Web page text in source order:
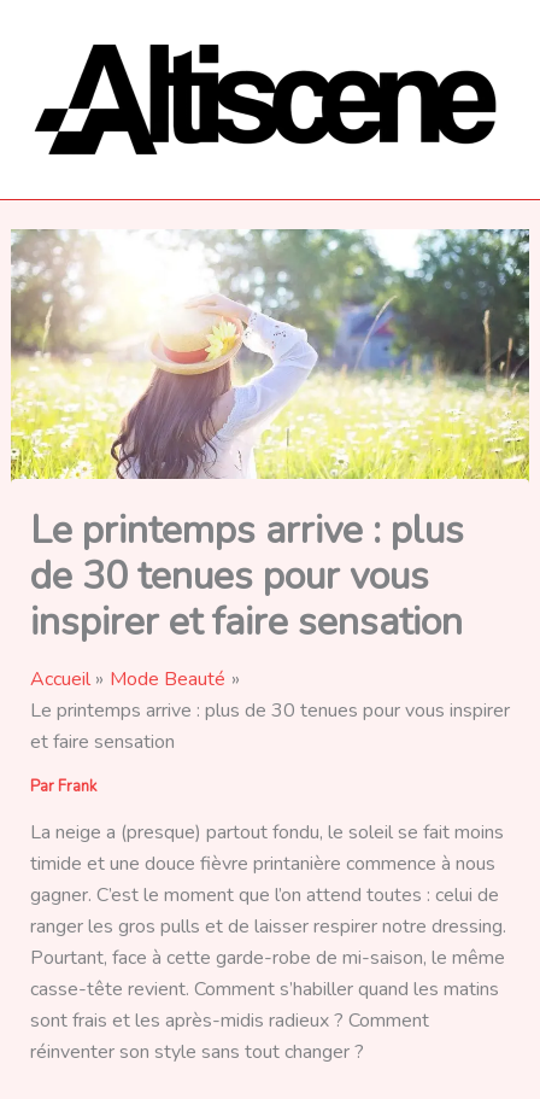
Le printemps arrive : plus
de 30 tenues pour vous
inspirer et faire sensation
Accueil
Mode Beauté
Le printemps arrive : plus de 30 tenues pour vous inspirer
et faire sensation
Par Frank
La neige a (presque) partout fondu, le soleil se fait moins
timide et une douce fièvre printanière commence à nous
gagner. C’est le moment que l’on attend toutes : celui de
ranger les gros pulls et de laisser respirer notre dressing.
Pourtant, face à cette garde-robe de mi-saison, le même
casse-tête revient. Comment s’habiller quand les matins
sont frais et les après-midis radieux ? Comment
réinventer son style sans tout changer ?